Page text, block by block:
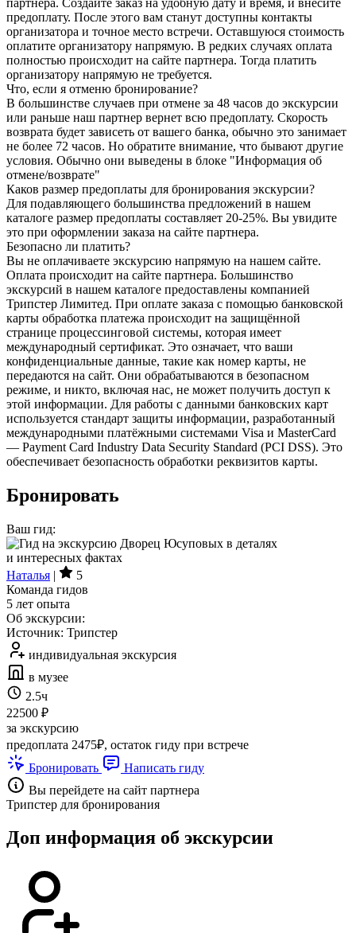
предоплату. После этого вам станут доступны контакты
организатора и точное место встречи. Оставшуюся стоимость
оплатите организатору напрямую. В редких случаях оплата
полностью происходит на сайте партнера. Тогда платить
организатору напрямую не требуется.
Что, если я отменю бронирование?
В большинстве случаев при отмене за 48 часов до экскурсии
или раньше наш партнер вернет всю предоплату. Скорость
возврата будет зависеть от вашего банка, обычно это занимает
не более 72 часов. Но обратите внимание, что бывают другие
условия. Обычно они выведены в блоке "Информация об
отмене/возврате"
Каков размер предоплаты для бронирования экскурсии?
Для подавляющего большинства предложений в нашем
каталоге размер предоплаты составляет 20-25%. Вы увидите
это при оформлении заказа на сайте партнера.
Безопасно ли платить?
Вы не оплачиваете экскурсию напрямую на нашем сайте.
Оплата происходит на сайте партнера. Большинство
экскурсий в нашем каталоге предоставлены компанией
Трипстер Лимитед. При оплате заказа с помощью банковской
карты обработка платежа происходит на защищённой
странице процессинговой системы, которая имеет
международный сертификат. Это означает, что ваши
конфиденциальные данные, такие как номер карты, не
передаются на сайт. Они обрабатываются в безопасном
режиме, и никто, включая нас, не может получить доступ к
этой информации. Для работы с данными банковских карт
используется стандарт защиты информации, разработанный
международными платёжными системами Visa и MasterCard
— Payment Card Industry Data Security Standard (PCI DSS). Это
обеспечивает безопасность обработки реквизитов карты.
Бронировать
Ваш гид:
Наталья |
5
Команда гидов
5 лет опыта
Об экскурсии:
Источник: Трипстер
индивидуальная экскурсия
в музее
2.5ч
22500 ₽
за экскурсию
предоплата 2475₽, остаток гиду при встрече
Бронировать
Написать гиду
Вы перейдете на сайт партнера
Трипстер для бронирования
Доп информация об экскурсии